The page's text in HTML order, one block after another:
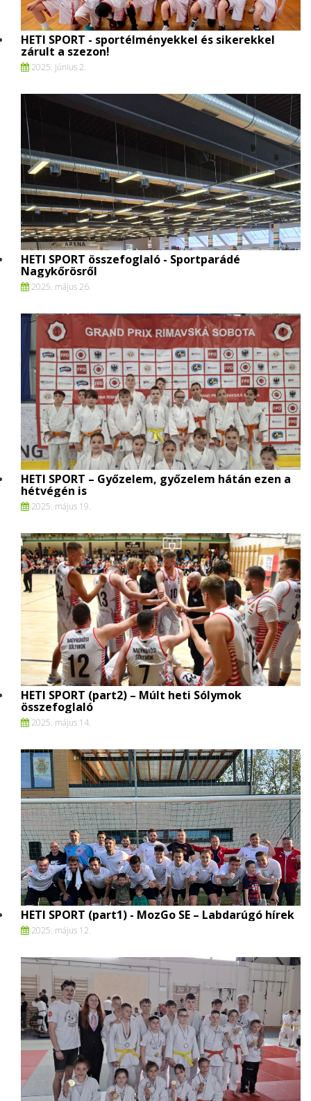
HETI SPORT - sportélményekkel és sikerekkel
zárult a szezon!
2025. június 2.
HETI SPORT összefoglaló - Sportparádé
Nagykőrösről
2025. május 26.
HETI SPORT – Győzelem, győzelem hátán ezen a
hétvégén is
2025. május 19.
HETI SPORT (part2) – Múlt heti Sólymok
összefoglaló
2025. május 14.
HETI SPORT (part1) - MozGo SE – Labdarúgó hírek
2025. május 12.